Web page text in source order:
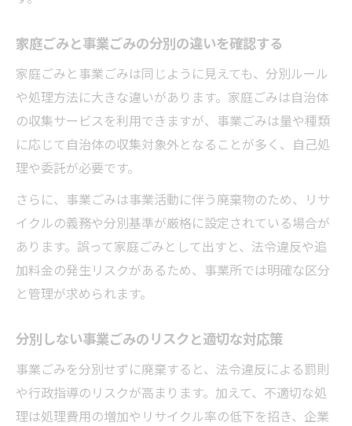
説
事業系ごみ一覧を活用した分別の実践ポイ
ント
効率的な事業ごみ廃棄方法でコストを抑えるに
事業ごみ廃棄方法の見直しでコスト削減を
実現
事業ごみ回収料金を左右するポイントを整
理
事業ごみ処理業者選定で得られるコスト効
果
事業所ごみの出し方を工夫して経費を最適
化
家庭ごみと事業ごみの分別の違いを確認する
家庭ごみと事業ごみは同じように見えても、分別ルール
や処理方法に大きな違いがあります。家庭ごみは自治体
の収集サービスを利用できますが、事業ごみは量や種類
に応じて自治体の収集対象外となることが多く、自己処
理や委託が必要です。
さらに、事業ごみは事業活動に伴う廃棄物のため、リサ
イクルの義務や分別基準が厳格に設定されている場合が
あります。誤って家庭ごみとして出すと、法令違反や追
加料金の発生リスクがあるため、事業所では明確な区分
と管理が求められます。
分別しない事業ごみのリスクと適切な対応策
事業ごみを分別せずに廃棄すると、法令違反による罰則
や行政指導のリスクが高まります。加えて、不適切な処
理は処理費用の増加やリサイクル率の低下を招き、企業